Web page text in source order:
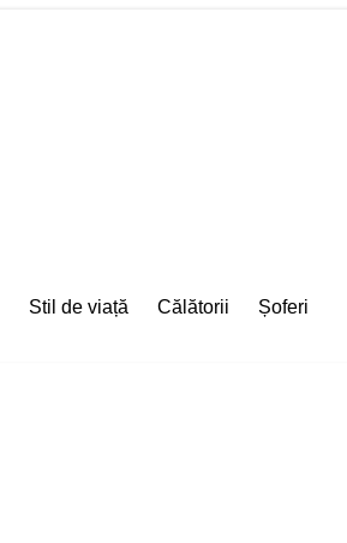
Stil de viață Călătorii
Șoferi